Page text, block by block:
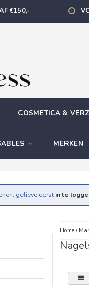
€150,-
COSMETICA &
MERKEN
gelieve eerst in te
Home/